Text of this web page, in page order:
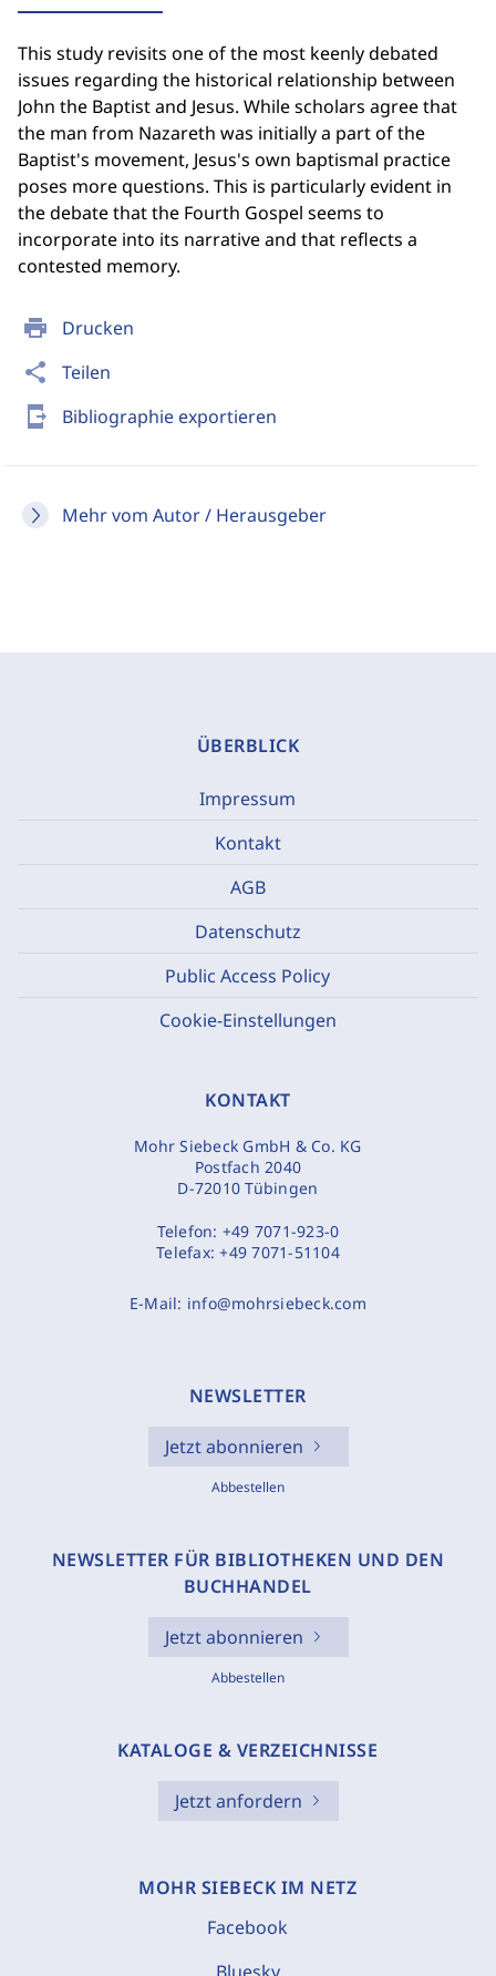
print Drucken
share Teilen
send_to_mobile Bibliographie exportieren
Mehr vom Autor / Herausgeber
This study revisits one of the most keenly debated
issues regarding the historical relationship between
John the Baptist and Jesus. While scholars agree that
the man from Nazareth was initially a part of the
Baptist's movement, Jesus's own baptismal practice
poses more questions. This is particularly evident in
the debate that the Fourth Gospel seems to
incorporate into its narrative and that reflects a
contested memory.
ÜBERBLICK
Impressum
Kontakt
AGB
Datenschutz
Public Access Policy
Cookie-Einstellungen
KONTAKT
Mohr Siebeck GmbH & Co. KG
Postfach 2040
D-72010 Tübingen
Telefon: +49 7071-923-0
Telefax:+49 7071-51104
E-Mail: info@mohrsiebeck.com
NEWSLETTER
Jetzt abonnieren
Abbestellen
NEWSLETTER FÜR BIBLIOTHEKEN UND DEN
BUCHHANDEL
Jetzt abonnieren
Abbestellen
KATALOGE & VERZEICHNISSE
Jetzt anfordern
MOHR SIEBECK IM NETZ
Facebook